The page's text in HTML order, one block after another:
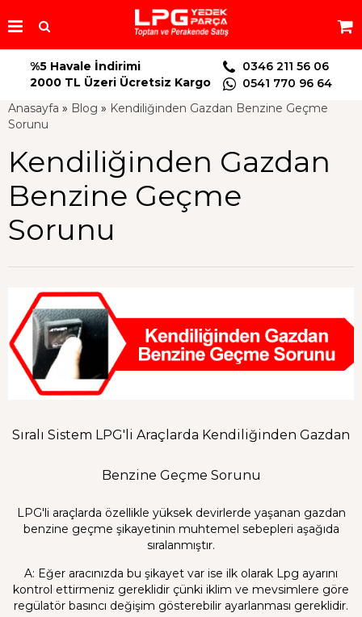
%5 Havale İndirimi
2000 TL Üzeri Ücretsiz Kargo
0346 211 56 06
0541 770 96 64
Anasayfa » Blog » Kendiliğinden Gazdan Benzine Geçme
Sorunu
Kendiliğinden Gazdan
Benzine Geçme
Sorunu
Sıralı Sistem LPG'li Araçlarda Kendiliğinden Gazdan
Benzine Geçme Sorunu
LPG'li araçlarda özellikle yüksek devirlerde yaşanan gazdan
benzine geçme şikayetinin muhtemel sebepleri aşağıda
sıralanmıştır.
A: Eğer aracınızda bu şikayet var ise ilk olarak Lpg ayarını
kontrol ettirmeniz gereklidir çünki iklim ve mevsimlere göre
regülatör basıncı değişim gösterebilir ayarlanması gereklidir.